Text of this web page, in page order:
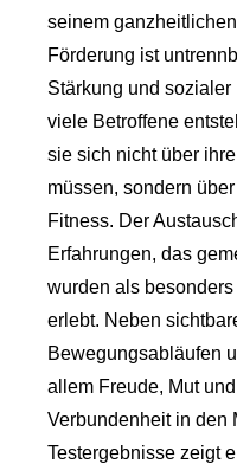
seinem
Förderung ist
Stärkung und
viele Betroffene
sie sich nicht über
müssen, sondern
Fitness. Der
Erfahrungen, das
wurden als
erlebt. Neben
Bewegungsabläufen
allem Freude, Mut
Verbundenheit in den
Testergebnisse zeigt